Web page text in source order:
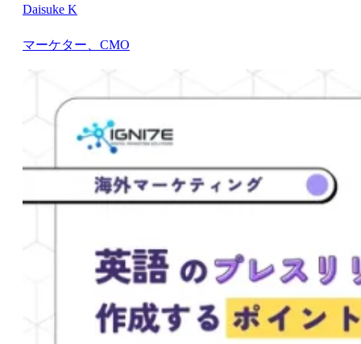
Daisuke K
マーケター、CMO